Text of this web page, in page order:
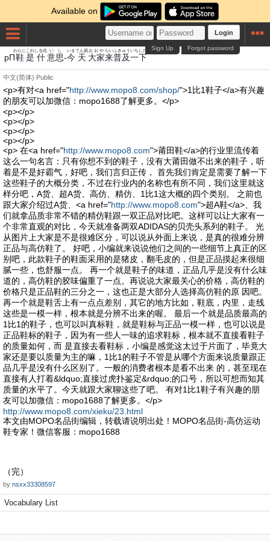
Available on
Login
Forgot password
Sign Up
pΠ鞋
わらじ
是
これ
什
しる此
意思
いし
-今
いま
天
てん掘
大家
おおや
来
らい
普及
ふきゅう
一
いち
下
した
中文(简体) Public
<p>有对<a href="http://www.mopo8.com/shop/">1比1鞋子</a>有兴趣
的朋友可以加微信：mopo1688了解更多。</p>
<p></p>
<p></p>
<p></p>
<p></p>
<p> 在<a href="http://www.mopo8.com">莆田鞋</a>的行业里流传着
这么一句名言：只有你想不到的鞋子，没有大莆田做不出来的鞋子，听
着是不是好霸气，好吧，我们言归正传， 首先我们肯定是需要了解一下
这些鞋子的大概分类，不过在行业内的名称也有所不同，我们这里就这
样分吧，A货、超A货、高仿、精仿、1比1这大概的四个类别。 之前也
跟大家介绍过A货、<a href="http://www.mopo8.com">超A鞋</a>、我
们就拿品质非常不错的精仿鞋跟一双正品对比吧。这样可以让大家有一
个非常直观的对比，今天就准备两双ADIDAS的贝壳头系列的鞋子。 光
从图片上大家是不是很难区分，可以说从外面上来说，是真的很难分辨
正品与高仿鞋了。 好吧，小编就来说说他们之间的一些细节上真正的区
别吧，此款鞋子的鞋面采用的是猪皮，翻毛皮的，但是正品摸起来很细
腻一些，也舒服一点。 再一个就是鞋子的味道，正品几乎是没有什么味
道的，高仿鞋的胶味偏重了一点。再说说大家最关心的价格，高仿鞋的
价格只是正品鞋的三分之一，这也正是大部分人选择高仿鞋的原 因吧。
再一个就是鞋舌上有一点点差别，其它的地方比如，鞋底，内里，走线
这些是一模一样，根本就是分辨不出来的喔。 最后一个就是品质最高的
1比1的鞋子，也可以叫真标鞋，就是鞋标与正品一模一样，也可以说是
正品鞋标的鞋子，因为有一些人一味的追求鞋标，根本就不直接看鞋子
的质量如何，而 是直接去看鞋标，小编是感觉这太过于片面了，毕竟大
家还是要以质量为主的嘛，1比1的鞋子不管是从哪个方面来说质量跟正
品几乎是没有什么区别了。一般的消费者根本是看不出来 的，甚至现在
直接有人打着&ldquo;直接过虎扑鉴定&rdquo;的口号，所以可想而知其
质量的水平了。今天就跟大家聊这些了吧。 有对1比1鞋子有兴趣的朋
友可以加微信：mopo1688了解更多。</p>
http://www.mopo8.com/xieku/23.html
本文由MOPO名品街编辑，转载请说明出处！MOPO名品街-高仿运动
鞋专家！微信客服：mopo1688
（完）
by nsxx33308597
Vocabulary List